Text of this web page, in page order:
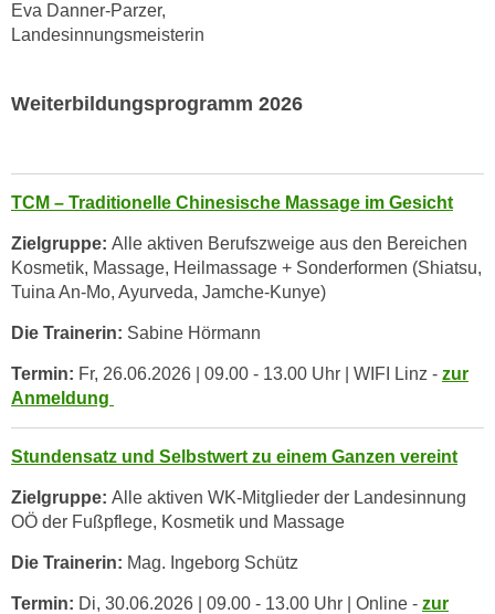
Eva Danner-Parzer,
Landesinnungsmeisterin
Weiterbildungsprogramm 2026
TCM – Traditionelle Chinesische Massage im Gesicht
Zielgruppe: Alle aktiven Berufszweige aus den Bereichen
Kosmetik, Massage, Heilmassage + Sonderformen (Shiatsu,
Tuina An-Mo, Ayurveda, Jamche-Kunye)
Die Trainerin: Sabine Hörmann
Termin: Fr, 26.06.2026 | 09.00 - 13.00 Uhr | WIFI Linz - zur
Anmeldung
Stundensatz und Selbstwert zu einem Ganzen vereint
Zielgruppe: Alle aktiven WK-Mitglieder der Landesinnung
OÖ der Fußpflege, Kosmetik und Massage
Die Trainerin: Mag. Ingeborg Schütz
Termin: Di, 30.06.2026 | 09.00 - 13.00 Uhr | Online - zur
r
,
e
a
t
n
s
h
z
r
k
l
r
u